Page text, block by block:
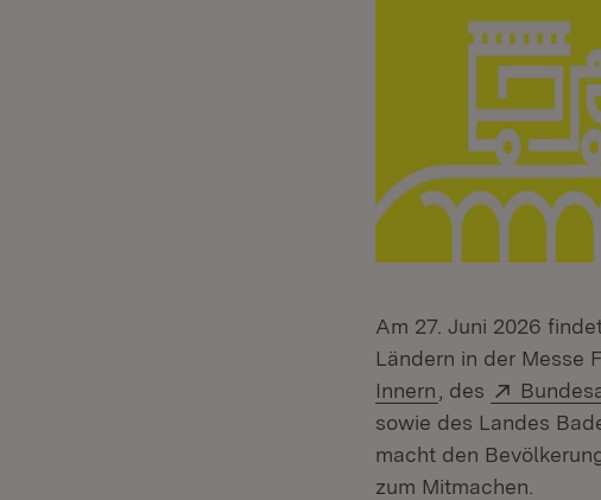
Am 27. Juni 2026
Ländern in der Messe
Innern (Öffnet in
, des Extern:
sowie des Landes
macht den
zum Mitmachen.